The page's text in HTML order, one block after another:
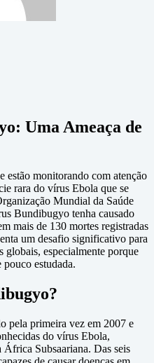
Uma Ameaça de
estão monitorando com atenção
rara do vírus Ebola que se
Mundial da Saúde
Bundibugyo tenha causado
mais de 130 mortes registradas
um desafio significativo para
globais, especialmente porque
pouco estudada.
pela primeira vez em 2007 e
do vírus Ebola,
África Subsaariana. Das seis